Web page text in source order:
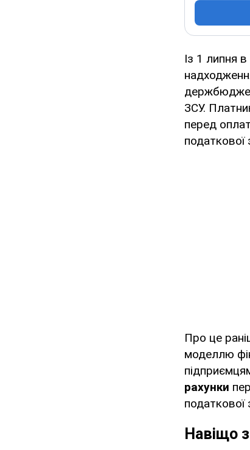
Із 1 липня в
ЗСУ.
перед
податкової
Про це
моделлю
рахунки
податкової
Навіщо